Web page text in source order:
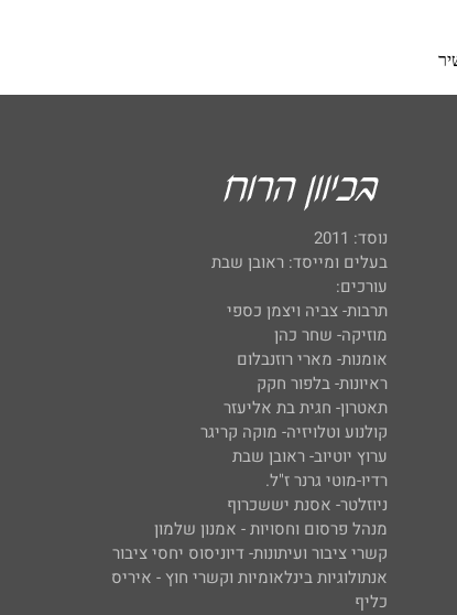
נוסד: 2011
בעלים ומייסד: ראובן שבת
עורכים:
תרבות- צביה ויצמן כספי
מוזיקה- שחר כהן
אומנות- מארי רוזנבלום
ראיונות- בלפור חקק
תאטרון- חגית בת אליעזר
קולנוע וטלויזיה- מוקה קריגר
ערוץ יוטיוב- ראובן שבת
רדיו-מוטי גרנר ז"ל.
ניוזלטר- אסנת יששכרוף
מנהל פרסום וחסויות - אמנון שלמון
קשרי ציבור ועיתונות- דיוניסוס יחסי ציבור
אנתולוגיות בינלאומיות וקשרי חוץ - איריס
כליף